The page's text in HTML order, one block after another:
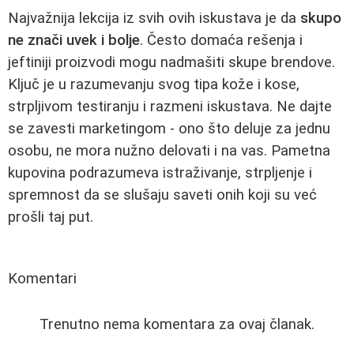
Najvažnija lekcija iz svih ovih iskustava je da skupo
ne znači uvek i bolje. Često domaća rešenja i
jeftiniji proizvodi mogu nadmašiti skupe brendove.
Ključ je u razumevanju svog tipa kože i kose,
strpljivom testiranju i razmeni iskustava. Ne dajte
se zavesti marketingom - ono što deluje za jednu
osobu, ne mora nužno delovati i na vas. Pametna
kupovina podrazumeva istraživanje, strpljenje i
spremnost da se slušaju saveti onih koji su već
prošli taj put.
Komentari
Trenutno nema komentara za ovaj članak.